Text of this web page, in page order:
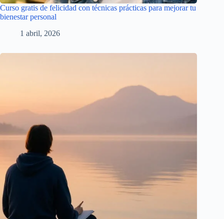
Curso gratis de felicidad con técnicas prácticas para mejorar tu
bienestar personal
1 abril, 2026